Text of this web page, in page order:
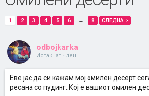
1 2 3 4 5 6 → 8 СЛЕДНА >
odbojkarka
Истакнат член
Еве јас да си кажам мој омилен десерт
ресана со пудинг..Кој е вашиот омилен